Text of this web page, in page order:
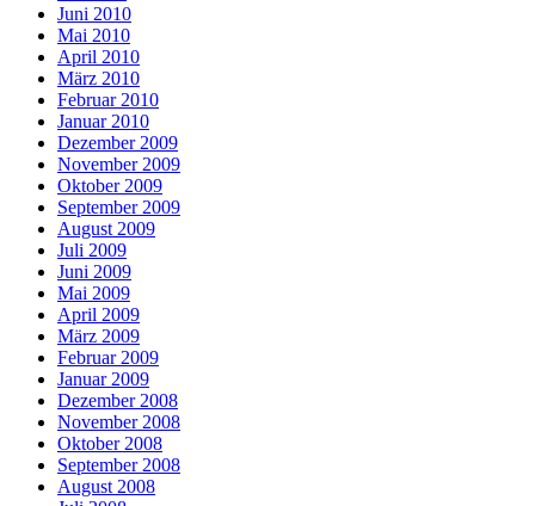
Juni 2010
Mai 2010
April 2010
März 2010
Februar 2010
Januar 2010
Dezember 2009
November 2009
Oktober 2009
September 2009
August 2009
Juli 2009
Juni 2009
Mai 2009
April 2009
März 2009
Februar 2009
Januar 2009
Dezember 2008
November 2008
Oktober 2008
September 2008
August 2008